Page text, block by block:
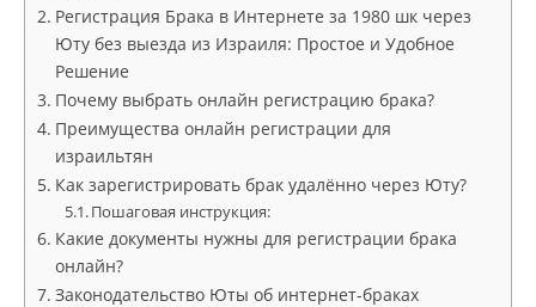
Регистрация Брака в Интернете за 1980 шк через
Юту без выезда из Израиля: Простое и Удобное
Решение
Почему выбрать онлайн регистрацию брака?
Преимущества онлайн регистрации для
израильтян
Как зарегистрировать брак удалённо через Юту?
Пошаговая инструкция:
Какие документы нужны для регистрации брака
онлайн?
Законодательство Юты об интернет-браках